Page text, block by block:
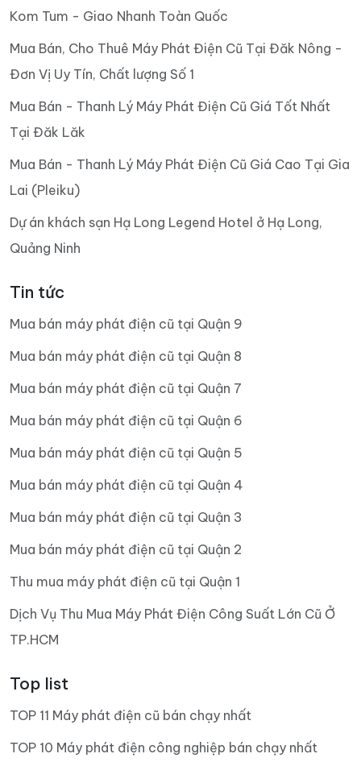
Kom Tum - Giao Nhanh Toàn Quốc
Mua Bán, Cho Thuê Máy Phát Điện Cũ Tại Đăk Nông -
Đơn Vị Uy Tín, Chất lượng Số 1
Mua Bán - Thanh Lý Máy Phát Điện Cũ Giá Tốt Nhất
Tại Đăk Lăk
Mua Bán - Thanh Lý Máy Phát Điện Cũ Giá Cao Tại Gia
Lai (Pleiku)
Dự án khách sạn Hạ Long Legend Hotel ở Hạ Long,
Quảng Ninh
Tin tức
Mua bán máy phát điện cũ tại Quận 9
Mua bán máy phát điện cũ tại Quận 8
Mua bán máy phát điện cũ tại Quận 7
Mua bán máy phát điện cũ tại Quận 6
Mua bán máy phát điện cũ tại Quận 5
Mua bán máy phát điện cũ tại Quận 4
Mua bán máy phát điện cũ tại Quận 3
Mua bán máy phát điện cũ tại Quận 2
Thu mua máy phát điện cũ tại Quận 1
Dịch Vụ Thu Mua Máy Phát Điện Công Suất Lớn Cũ Ở
TP.HCM
Top list
TOP 11 Máy phát điện cũ bán chạy nhất
TOP 10 Máy phát điện công nghiệp bán chạy nhất